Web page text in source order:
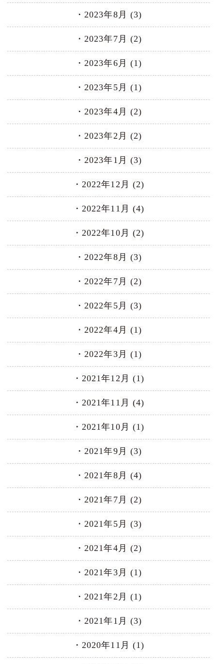
2023年8月 (3)
2023年7月 (2)
2023年6月 (1)
2023年5月 (1)
2023年4月 (2)
2023年2月 (2)
2023年1月 (3)
2022年12月 (2)
2022年11月 (4)
2022年10月 (2)
2022年8月 (3)
2022年7月 (2)
2022年5月 (3)
2022年4月 (1)
2022年3月 (1)
2021年12月 (1)
2021年11月 (4)
2021年10月 (1)
2021年9月 (3)
2021年8月 (4)
2021年7月 (2)
2021年5月 (3)
2021年4月 (2)
2021年3月 (1)
2021年2月 (1)
2021年1月 (3)
2020年11月 (1)